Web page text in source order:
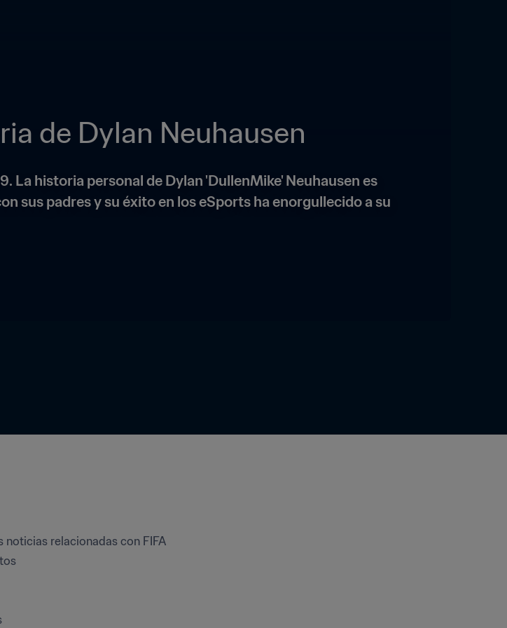
de Dylan Neuhausen
La historia personal de Dylan 'DullenMike' Neuhausen es
sus padres y su éxito en los eSports ha enorgullecido a su
noticias relacionadas con FIFA